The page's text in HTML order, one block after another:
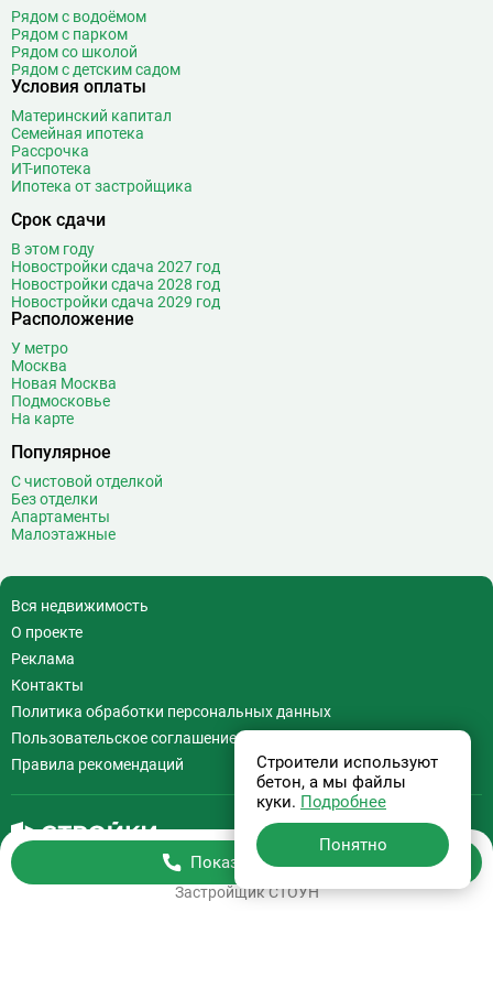
Показать телефон
ЗастройщикСТОУН
Рядом с водоёмом
Рядом с парком
Рядом со школой
Рядом с детским садом
Условия оплаты
Материнский капитал
Семейная ипотека
Рассрочка
ИТ-ипотека
Ипотека от застройщика
Срок сдачи
В этом году
Новостройки сдача 2027 год
Новостройки сдача 2028 год
Новостройки сдача 2029 год
Расположение
У метро
Москва
Новая Москва
Подмосковье
На карте
Популярное
С чистовой отделкой
Без отделки
Апартаменты
Малоэтажные
Вся недвижимость
О проекте
Реклама
Контакты
Политика обработки персональных данных
Пользовательское соглашение
Правила рекомендаций
Бесплатная консультация
+7 (495) 308-07-97
Строители используют
бетон, а мы файлы
куки. Подробнее
Понятно